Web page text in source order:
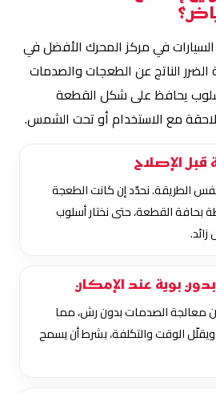
في مركز المحرك الأفضل في
الضرر الناتج عن الطعجات والصدمات
يحافظ على شكل القطعة
لاحقة مع الاستخدام أو تحت الشمس.
الإصلاح
الطريقة. نحدّد إن كانت الطعجة
بحافة القطعة، حتى نختار أسلوب
بوية عند الإمكان
معالجة الصدمات بدون رش، مما
الوقت والتكلفة، بشرط أن يسمح